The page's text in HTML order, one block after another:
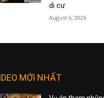
di cư
August 6, 2026
MỚI NHẤT